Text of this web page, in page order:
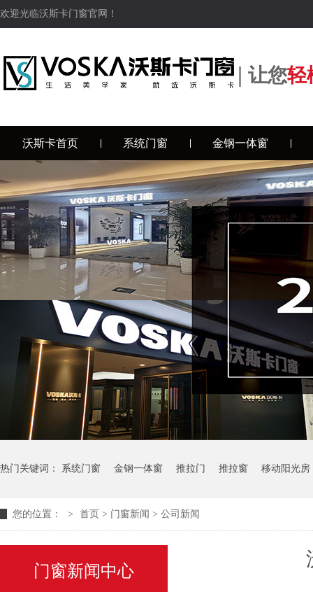
欢迎光临沃斯卡门窗官网！
| 让您轻
沃斯卡首页 系统门窗 金钢一体窗
热门关键词： 系统门窗 金钢一体窗 推拉门 推拉窗 移动阳光房
您的位置： > 首页 > 门窗新闻 > 公司新闻
门窗新闻中心